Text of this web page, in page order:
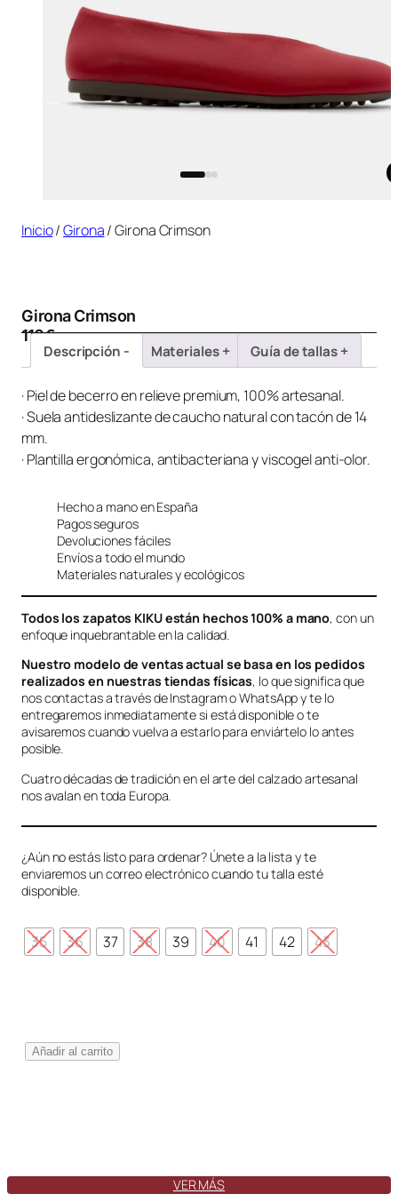
Inicio/Girona/ Girona Crimson
Girona Crimson
110€
Descripción
Materiales Guía de tallas
· Piel de becerro en relieve premium, 100% artesanal.
· Suela antideslizante de caucho natural con tacón de 14
mm.
· Plantilla ergonómica, antibacteriana y viscogel anti-olor.
Hecho a mano en España
Pagos seguros
Devoluciones fáciles
Envíos a todo el mundo
Materiales naturales y ecológicos
Todos los zapatos KIKU están hechos 100% a mano, con un
enfoque inquebrantable en la calidad.
Nuestro modelo de ventas actual se basa en los pedidos
realizados en nuestras tiendas físicas, lo que significa que
nos contactas a través de Instagram o WhatsApp y te lo
entregaremos inmediatamente si está disponible o te
avisaremos cuando vuelva a estarlo para enviártelo lo antes
posible.
Cuatro décadas de tradición en el arte del calzado artesanal
nos avalan en toda Europa.
¿Aún no estás listo para ordenar? Únete a la lista y te
enviaremos un correo electrónico cuando tu talla esté
disponible.
35 36 37 38 39 40 41 42 43
G
r
Añadir al carrito
VER MÁS